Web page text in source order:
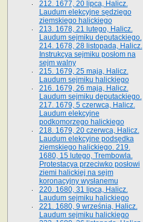
212. 1677, 20 lipca, Halicz.
Laudum elekcyjne sędziego
ziemskiego halickiego
213. 1678, 21 lutego, Halicz.
Laudum sejmiku deputackiego.
214. 1678, 28 listopada, Halicz.
Instrukcya sejmiku posłom na
sejm walny
215. 1679, 25 maja, Halicz.
Laudum sejmiku halickiego
216. 1679, 26 maja, Halicz.
Laudum sejmiku deputackiego.
217. 1679, 5 czerwca, Halicz.
Laudum elekcyjne
podkomorzego halickiego
218. 1679, 20 czerwca, Halicz.
Laudum elekcyjne podsędka
ziemskiego halickiego. 219.
1680, 15 lutego, Trembowla.
Protestacya przeciwko posłowi
ziemi halickiej na sejm
koronacyjny wysłanemu
220. 1680, 31 lipca, Halicz.
Laudum sejmiku halickiego
221. 1680, 9 września, Halicz.
Laudum sejmiku halickiego